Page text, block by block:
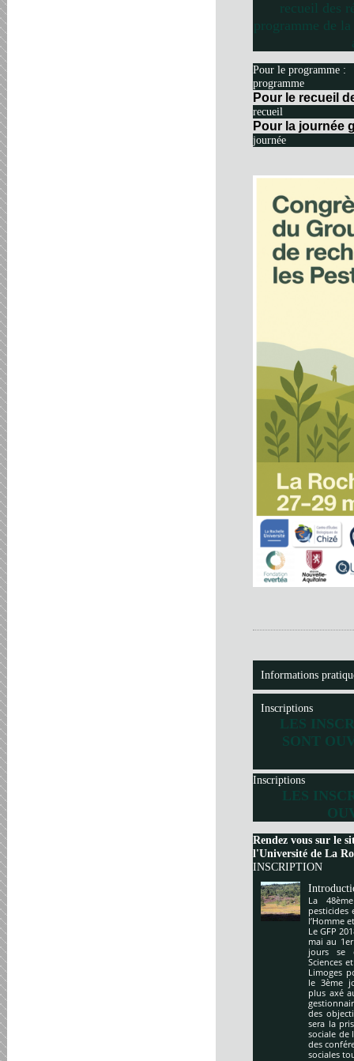
recueil des
programme de
Pour le programme :
programme
Pour le recueil
recueil
Pour la journée
journée
Informations
Inscriptions
LES
SONT
Inscriptions
LES
Rendez vous sur le
l'Université de La
INSCRIPTION
La
pesticides
l’Homme
Le GFP
mai au
jours se
Sciences
Limoges
le 3ème
plus axé
des
sera la
sociale de
des
sociales